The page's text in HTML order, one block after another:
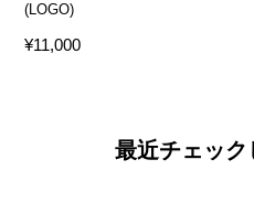
(LOGO)
¥11,000
最近チェッ